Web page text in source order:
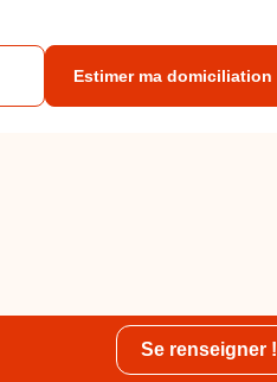
Estimer ma domiciliation
Se renseigner !